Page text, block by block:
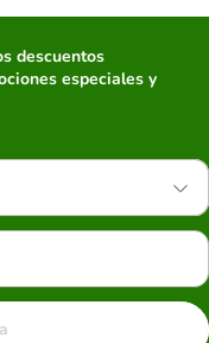
descuentos
especiales y